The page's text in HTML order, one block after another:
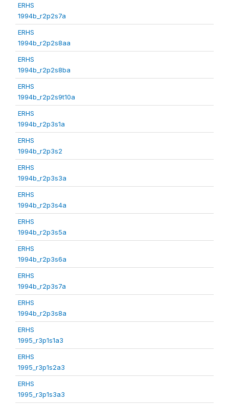
ERHS
1994b_r2p2s7a
ERHS
1994b_r2p2s8aa
ERHS
1994b_r2p2s8ba
ERHS
1994b_r2p2s9t10a
ERHS
1994b_r2p3s1a
ERHS
1994b_r2p3s2
ERHS
1994b_r2p3s3a
ERHS
1994b_r2p3s4a
ERHS
1994b_r2p3s5a
ERHS
1994b_r2p3s6a
ERHS
1994b_r2p3s7a
ERHS
1994b_r2p3s8a
ERHS
1995_r3p1s1a3
ERHS
1995_r3p1s2a3
ERHS
1995_r3p1s3a3